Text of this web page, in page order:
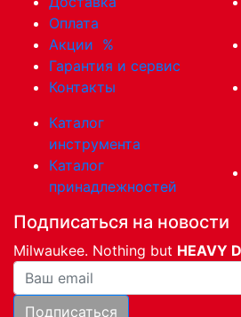
Оплата
Акции %
Гарантия и сервис
Контакты
Каталог
инструмента
Каталог
принадлежностей
Подписаться на новости
Milwaukee. Nothing but HEAVY
Ваша почта
Подписаться